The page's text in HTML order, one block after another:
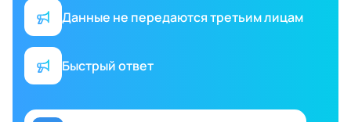
Данные не передаются третьим лицам
Быстрый ответ